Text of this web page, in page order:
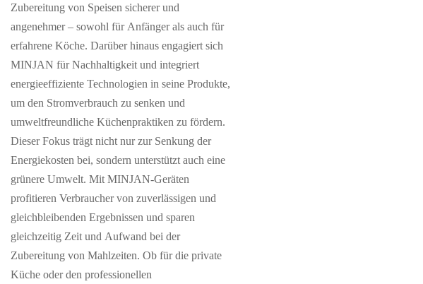
Zubereitung von Speisen sicherer und
angenehmer – sowohl für Anfänger als auch für
erfahrene Köche. Darüber hinaus engagiert sich
MINJAN für Nachhaltigkeit und integriert
energieeffiziente Technologien in seine Produkte,
um den Stromverbrauch zu senken und
umweltfreundliche Küchenpraktiken zu fördern.
Dieser Fokus trägt nicht nur zur Senkung der
Energiekosten bei, sondern unterstützt auch eine
grünere Umwelt. Mit MINJAN-Geräten
profitieren Verbraucher von zuverlässigen und
gleichbleibenden Ergebnissen und sparen
gleichzeitig Zeit und Aufwand bei der
Zubereitung von Mahlzeiten. Ob für die private
Küche oder den professionellen